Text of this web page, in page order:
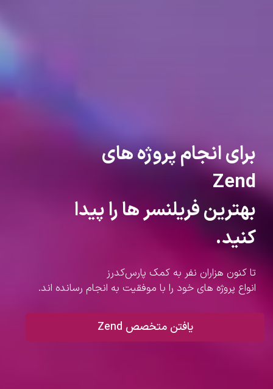
برای انجام پروژه های
Zend
بهترین فریلنسر ها را پیدا
کنید.
تا کنون هزاران نفر به کمک پارس‌کدرز
انواع پروژه های خود را با موفقیت به انجام رسانده اند.
یافتن متخصص Zend